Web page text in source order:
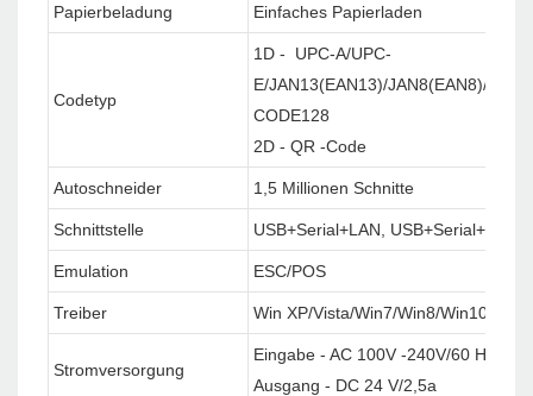
Papierbeladung Einfaches Papierladen
Codetyp
1D - UPC-A/UPC-
E/JAN13(EAN13)/JAN8(EAN8)/
CODE128
2D - QR -Code
Autoschneider 1,5 Millionen Schnitte
Schnittstelle USB+Serial+LAN,
Emulation ESC/POS
Treiber Win XP/Vista/Win7/Win8/Win10/Win
Stromversorgung
Eingabe - AC 100V -240V/60 Hz
Ausgang - DC 24 V/2,5a